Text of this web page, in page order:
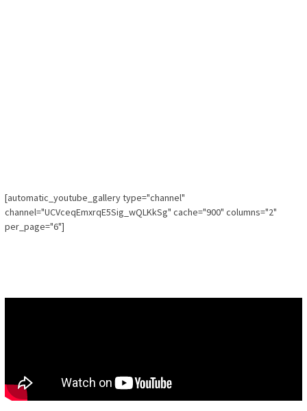
[automatic_youtube_gallery type="channel"
channel="UCVceqEmxrqE5Sig_wQLKkSg" cache="900" columns="2"
per_page="6"]